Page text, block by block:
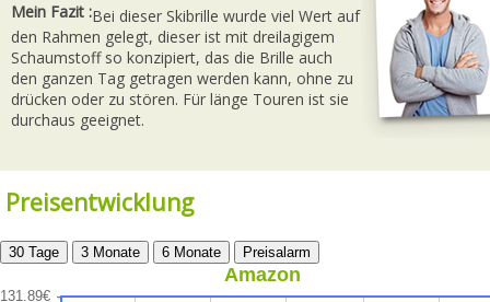
Mein Fazit :Bei dieser Skibrille wurde viel Wert auf
den Rahmen gelegt, dieser ist mit dreilagigem
Schaumstoff so konzipiert, das die Brille auch
den ganzen Tag getragen werden kann, ohne zu
drücken oder zu stören. Für länge Touren ist sie
durchaus geeignet.
Preisentwicklung
Amazon